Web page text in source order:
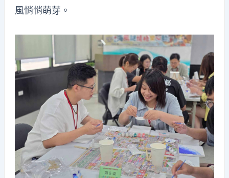
風悄悄萌芽。